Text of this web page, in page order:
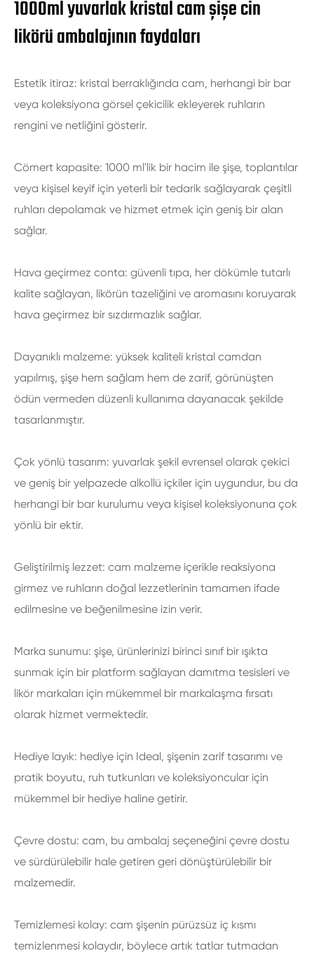
1000ml yuvarlak kristal cam şişe cin
likörü ambalajının faydaları
Estetik itiraz: kristal berraklığında cam, herhangi bir bar
veya koleksiyona görsel çekicilik ekleyerek ruhların
rengini ve netliğini gösterir.
Cömert kapasite: 1000 ml'lik bir hacim ile şişe, toplantılar
veya kişisel keyif için yeterli bir tedarik sağlayarak çeşitli
ruhları depolamak ve hizmet etmek için geniş bir alan
sağlar.
Hava geçirmez conta: güvenli tıpa, her dökümle tutarlı
kalite sağlayan, likörün tazeliğini ve aromasını koruyarak
hava geçirmez bir sızdırmazlık sağlar.
Dayanıklı malzeme: yüksek kaliteli kristal camdan
yapılmış, şişe hem sağlam hem de zarif, görünüşten
ödün vermeden düzenli kullanıma dayanacak şekilde
tasarlanmıştır.
Çok yönlü tasarım: yuvarlak şekil evrensel olarak çekici
ve geniş bir yelpazede alkollü içkiler için uygundur, bu da
herhangi bir bar kurulumu veya kişisel koleksiyonuna çok
yönlü bir ektir.
Geliştirilmiş lezzet: cam malzeme içerikle reaksiyona
girmez ve ruhların doğal lezzetlerinin tamamen ifade
edilmesine ve beğenilmesine izin verir.
Marka sunumu: şişe, ürünlerinizi birinci sınıf bir ışıkta
sunmak için bir platform sağlayan damıtma tesisleri ve
likör markaları için mükemmel bir markalaşma fırsatı
olarak hizmet vermektedir.
Hediye layık: hediye için Ideal, şişenin zarif tasarımı ve
pratik boyutu, ruh tutkunları ve koleksiyoncular için
mükemmel bir hediye haline getirir.
Çevre dostu: cam, bu ambalaj seçeneğini çevre dostu
ve sürdürülebilir hale getiren geri dönüştürülebilir bir
malzemedir.
Temizlemesi kolay: cam şişenin pürüzsüz iç kısmı
temizlenmesi kolaydır, böylece artık tatlar tutmadan